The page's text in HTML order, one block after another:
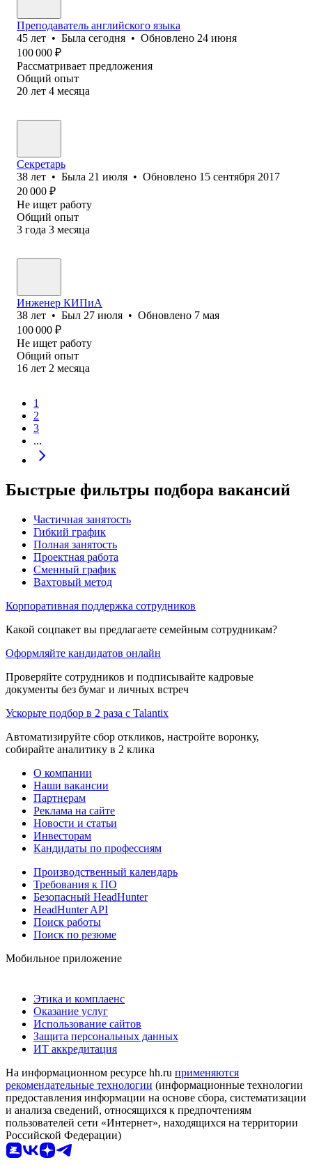
Преподаватель английского языка
45 лет • Была сегодня • Обновлено 24 июня
100 000 ₽
Рассматривает предложения
Общий опыт
20 лет 4 месяца
Секретарь
38 лет • Была 21 июля • Обновлено 15 сентября 2017
20 000 ₽
Не ищет работу
Общий опыт
3 года 3 месяца
Инженер КИПиА
38 лет • Был 27 июля • Обновлено 7 мая
100 000 ₽
Не ищет работу
Общий опыт
16 лет 2 месяца
1
2
3
...
Быстрые фильтры подбора вакансий
Частичная занятость
Гибкий график
Полная занятость
Проектная работа
Сменный график
Вахтовый метод
Корпоративная поддержка сотрудников
Какой соцпакет вы предлагаете семейным сотрудникам?
Оформляйте кандидатов онлайн
Проверяйте сотрудников и подписывайте кадровые
документы без бумаг и личных встреч
Ускорьте подбор в 2 раза с Talantix
Автоматизируйте сбор откликов, настройте воронку,
собирайте аналитику в 2 клика
О компании
Наши вакансии
Партнерам
Реклама на сайте
Новости и статьи
Инвесторам
Кандидаты по профессиям
Производственный календарь
Требования к ПО
Безопасный HeadHunter
HeadHunter API
Поиск работы
Поиск по резюме
Мобильное приложение
Этика и комплаенс
Оказание услуг
Использование сайтов
Защита персональных данных
ИТ аккредитация
На информационном ресурсе hh.ru применяются
рекомендательные технологии (информационные технологии
предоставления информации на основе сбора, систематизации
и анализа сведений, относящихся к предпочтениям
пользователей сети «Интернет», находящихся на территории
Российской Федерации)